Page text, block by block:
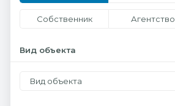
Собственник Агентство
Вид объекта
Вид объекта